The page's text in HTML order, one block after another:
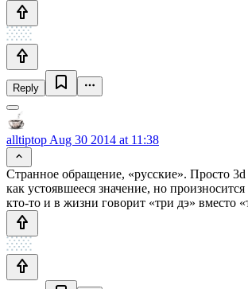
Reply
alltiptop Aug 30 2014 at 11:38
Странное обращение, «русские». Просто
как устоявшееся значение, но
кто-то и в жизни говорит «три дэ» вместо